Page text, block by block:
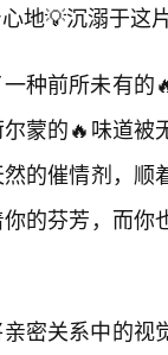
地💡沉溺于这
种前所未有的
蒙的🔥味道
的催情剂，
的芬芳，而
密关系中的视